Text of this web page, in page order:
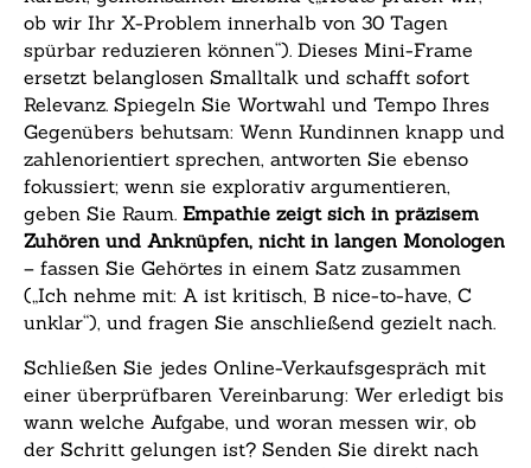
ob wir Ihr X-Problem innerhalb von 30 Tagen
spürbar reduzieren können“). Dieses Mini-Frame
ersetzt belanglosen Smalltalk und schafft sofort
Relevanz. Spiegeln Sie Wortwahl und Tempo Ihres
Gegenübers behutsam: Wenn Kundinnen knapp und
zahlenorientiert sprechen, antworten Sie ebenso
fokussiert; wenn sie explorativ argumentieren,
geben Sie Raum. Empathie zeigt sich in präzisem
Zuhören und Anknüpfen, nicht in langen Monologen
– fassen Sie Gehörtes in einem Satz zusammen
(„Ich nehme mit: A ist kritisch, B nice-to-have, C
unklar“), und fragen Sie anschließend gezielt nach.
Schließen Sie jedes Online-Verkaufsgespräch mit
einer überprüfbaren Vereinbarung: Wer erledigt bis
wann welche Aufgabe, und woran messen wir, ob
der Schritt gelungen ist? Senden Sie direkt nach